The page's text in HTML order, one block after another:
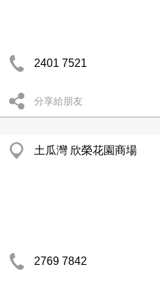
2401 7521
分享給朋友
土瓜灣 欣榮花園商場
2769 7842